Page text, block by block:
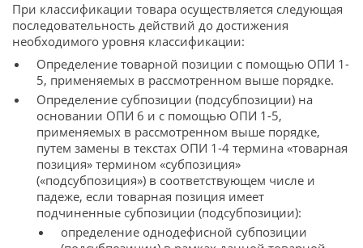
При классификации товара осуществляется следующая
последовательность действий до достижения
необходимого уровня классификации:
Определение товарной позиции с помощью ОПИ 1-
5, применяемых в рассмотренном выше порядке.
Определение субпозиции (подсубпозиции) на
основании ОПИ 6 и с помощью ОПИ 1-5,
применяемых в рассмотренном выше порядке,
путем замены в текстах ОПИ 1-4 термина «товарная
позиция» термином «субпозиция»
(«подсубпозиция») в соответствующем числе и
падеже, если товарная позиция имеет
подчиненные субпозиции (подсубпозиции):
определение однодефисной субпозиции